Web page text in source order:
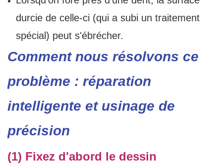
durcie de celle-ci (qui a subi un traitement
spécial) peut s'ébrécher.
Comment nous résolvons ce
problème : réparation
intelligente et usinage de
précision
(1) Fixez d'abord le dessin